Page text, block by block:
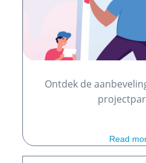
Ontdek de
Read